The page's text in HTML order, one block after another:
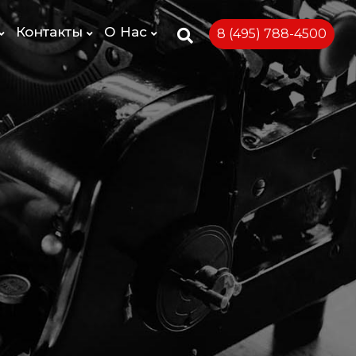
8 (495) 788-4500
Контакты О Нас